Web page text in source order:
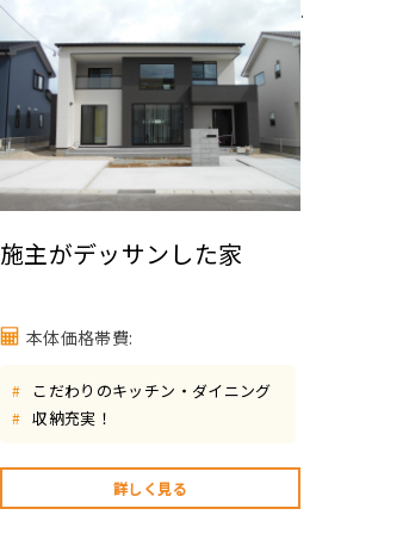
.
施主がデッサンした家
本体価格帯費:
# こだわりのキッチン・ダイニング
# 収納充実！
詳しく見る